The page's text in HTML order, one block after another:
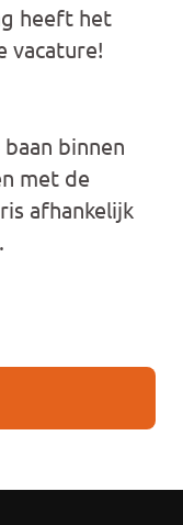
heeft het
vacature!
binnen
met de
afhankelijk